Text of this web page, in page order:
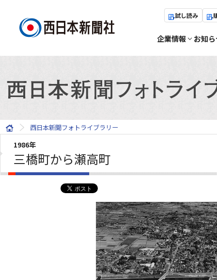
試し読み
企業情報 お知
西日本新聞フォトライブラリー
1986年
三橋町から瀬高町